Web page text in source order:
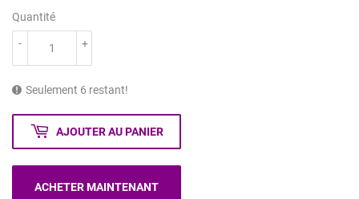
Quantité
+
-
Seulement 6 restant!
AJOUTER AU PANIER
ACHETER MAINTENANT